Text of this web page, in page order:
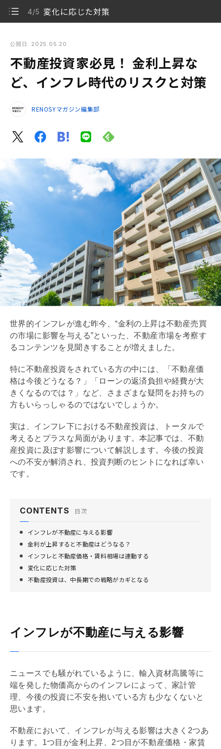
4/5 変化に応じた対策
策
1/5 インフレが不動産に与える影響
2/5 金利が上昇すると不動産はどうなる？
3/5 インフレと不動産価格・賃料相場は連動する
4/5 変化に応じた対策
5/5 不動産投資は、中長期での戦略がカギとなる
公開日: 2025.05.20
不動産投資家必見！ 金利上昇な
ど、インフレ時代のリスクと対策
RENOSYマガジン編集部
世界的インフレが進む昨今、“金利の上昇は不動産売買
の市場に影響を与える”といった、不動産市場を考察す
るコンテンツを見聞きすることが増えました。
特に不動産投資をされている方の中には、「不動産価
格は今後どうなる？」「ローンの返済負担や経費が大
きくなるのでは？」など、さまざまな疑問をお持ちの
方もいらっしゃるのではないでしょうか。
実は、インフレ下における不動産投資は、トータルで
考えるとプラスな局面があります。本記事では、不動
産投資に及ぼす影響について解説します。今後の投資
への不安が解消され、投資判断のヒントになれば幸い
です。
CONTENTS 目次
インフレが不動産に与える影響
金利が上昇すると不動産はどうなる？
インフレと不動産価格・賃料相場は連動する
変化に応じた対策
不動産投資は、中長期での戦略がカギとなる
インフレが不動産に与える影響
ニュースでも騒がれているように、輸入資材高騰等に
端を発した物価高からのインフレによって、家計管
理、今後の投資に不安を抱いている方も少なくないと
思います。
不動産において、インフレが与える影響は大きく2つあ
ります。1つ目が金利上昇、2つ目が不動産価格・家賃